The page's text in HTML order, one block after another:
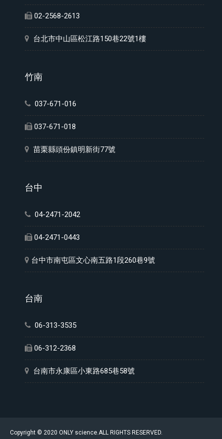
02-2568-2613
台北市中山區松江路150巷22號1樓
竹南
037-671-016
037-671-018
苗栗縣頭份鎮明新街77號
台中
04-2471-2042
04-2471-0443
台中市南屯區文心南五路1段260巷9號
台南
06-313-3535
06-312-2368
台南市永康區小東路685巷58號
Copyright © 2020 ONLY science.ALL RIGHTS RESERVED.